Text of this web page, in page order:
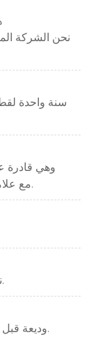
سنة واحدة
OEM مع علامتك التجارية، إذا كانت الكمية مناسبة.
نعم، يمكننا تقديم العينة وفقًا لمتطلباتك.
30٪ وديعة قبل الإنتاج و 70٪ الرصيد قبل التسليم.